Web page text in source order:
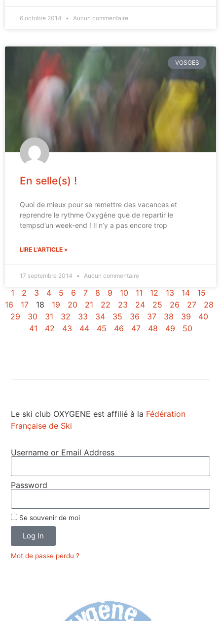
6 octobre 2014 Aucun commentaire
VOSGES
En selle(s) !
Quoi de mieux pour se remettre des vacances et
reprendre le rythme Oxygène que de repartir le
tempsd’un week-end ! Il n’y a pas encore trop
LIRE L'ARTICLE »
17 septembre 2014 Aucun commentaire
1 2 3 4 5 6 7 8 9 10 11 12 13 14
15
16
17 18 19 20 21 22 23 24 25 26 27
28
29
30 31 32 33 34 35 36 37 38 39
40
41
42 43 44 45 46 47 48 49 50
Le ski club OXYGENE est affilié à la Fédération
Française de Ski
Username or Email Address
Password
Se souvenir de moi
Log In
Mot de passe perdu ?